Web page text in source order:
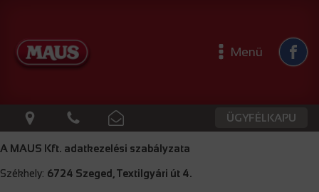
Menü
ÜGYFÉLKAPU
A MAUS Kft. adatkezelési szabályzata
Székhely: 6724 Szeged, Textilgyári út 4.